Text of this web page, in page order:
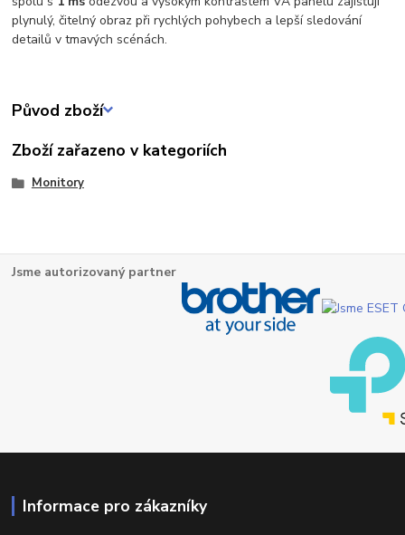
plynulý, čitelný obraz při rychlých pohybech a lepší sledování
detailů v tmavých scénách.
Původ zboží
Zboží zařazeno v kategoriích
Monitory
Jsme autorizovaný partner
Informace pro zákazníky